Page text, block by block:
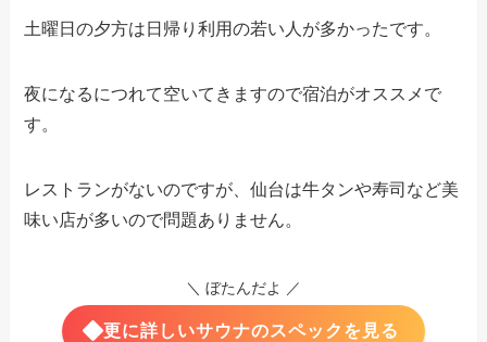
土曜日の夕方は日帰り利用の若い人が多かったです。
夜になるにつれて空いてきますので宿泊がオススメで
す。
レストランがないのですが、仙台は牛タンや寿司など美
味い店が多いので問題ありません。
＼ ぼたんだよ ／
更に詳しいサウナのスペックを見る